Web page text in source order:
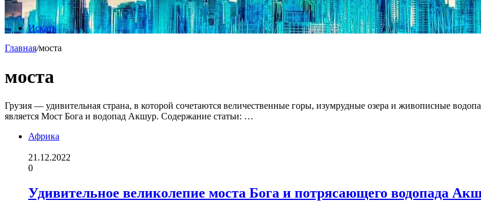
Искать
Главная/моста
моста
Грузия — удивительная страна, в которой сочетаются величественные горы, изумрудные озера и живописные
является Мост Бога и водопад Акшур. Содержание статьи: …
Африка
21.12.2022
0
Удивительное великолепие моста Бога и потрясающего водопада